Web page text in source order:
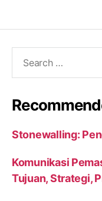
Stonewalling:
Komunikasi
Tujuan, Strategi,